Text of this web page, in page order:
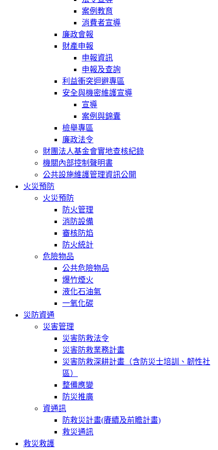
案例教育
消費者宣導
廉政會報
財產申報
申報資訊
申報及查詢
利益衝突迴避專區
安全與機密維護宣導
宣導
案例與錦囊
檢舉專區
廉政法令
財團法人基金會實地查核紀錄
機關內部控制聲明書
公共設施維護管理資訊公開
火災預防
火災預防
防火管理
消防設備
審核防焰
防火統計
危險物品
公共危險物品
爆竹煙火
液化石油氣
一氧化碳
災防資通
災害管理
災害防救法令
災害防救業務計畫
災害防救深耕計畫（含防災士培訓、韌性社
區）
整備應變
防災推廣
資通訊
防救災計畫(賡續及前瞻計畫)
救災通訊
救災救護